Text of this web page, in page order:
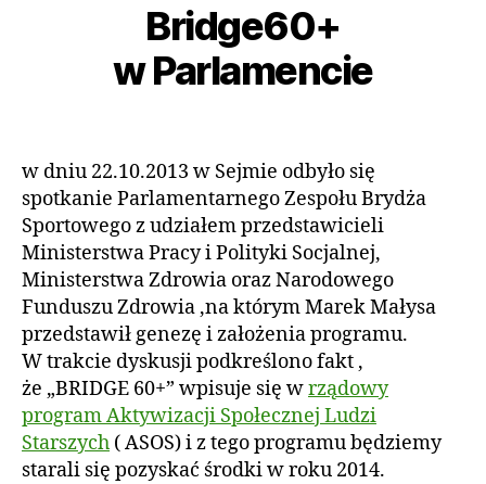
C
I
Bridge60+
w Parlamencie
A
u
t
o
d
m
in
s
t
o
p
a
2
0
1
3
w dniu 22.10.2013 w Sejmie odbyło się
spotkanie Parlamentarnego Zespołu Brydża
Sportowego z udziałem przedstawicieli
Ministerstwa Pracy i Polityki Socjalnej,
Ministerstwa Zdrowia oraz Narodowego
Funduszu Zdrowia ,na którym Marek Małysa
przedstawił genezę i założenia programu.
W trakcie dyskusji podkreślono fakt ,
że „BRIDGE 60+” wpisuje się wrządowy
program Aktywizacji Społecznej Ludzi
Starszych ( ASOS) i z tego programu będziemy
starali się pozyskać środki w roku 2014.